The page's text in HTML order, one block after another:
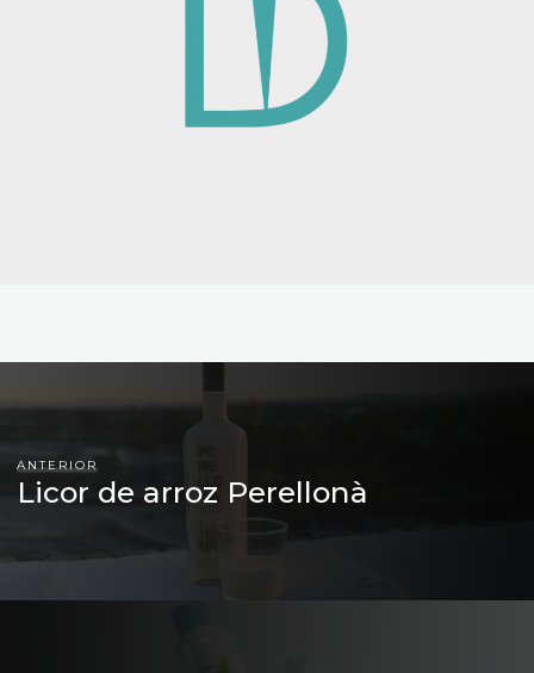
ANTERIOR
Licor de arroz Perellonà